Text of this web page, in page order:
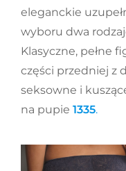
eleganckie
wyboru dwa
Klasyczne, pełne
części przedniej z
seksowne i
na pupie 1335.